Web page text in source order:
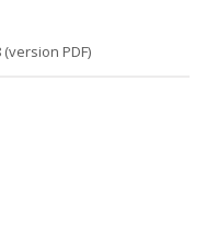
(version PDF)